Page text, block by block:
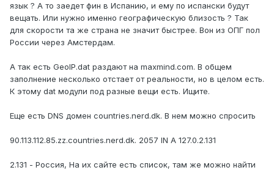
язык ? А то заедет фин в Испанию, и ему по испански будут
вещать. Или нужно именно географическую близость ? Так
для скорости та же страна не значит быстрее. Вон из ОПГ пол
России через Амстердам.
А так есть GeoIP.dat раздают на maxmind.com. В общем
заполнение несколько отстает от реальности, но в целом есть.
К этому dat модули под разные вещи есть. Ищите.
Еще есть DNS домен countries.nerd.dk. В нем можно спросить
90.113.112.85.zz.countries.nerd.dk. 2057 IN A 127.0.2.131
2.131 - Россия, На их сайте есть список, там же можно найти